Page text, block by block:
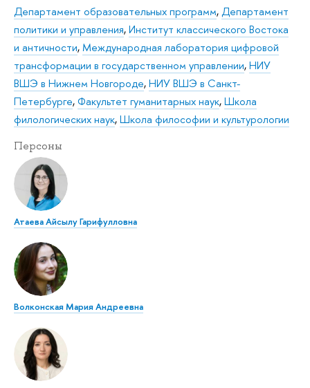
Департамент образовательных программ,Департамент
политики и управления,Институт классического Востока
и античности,Международная лаборатория цифровой
трансформации в государственном управлении,НИУ
ВШЭ в Нижнем Новгороде,НИУ ВШЭ в Санкт-
Петербурге,Факультет гуманитарных наук,Школа
филологических наук,Школа философии и культурологии
Персоны
Атаева Айсылу Гарифулловна
Волконская Мария Андреевна